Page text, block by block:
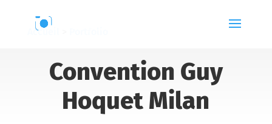
Accueil
Convention Guy
Hoquet Milan